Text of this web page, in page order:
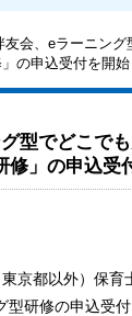
友会、eラーニング
の申込受付を開始
型でどこで
修」の申込受
京都以外）保育
研修の申込受付